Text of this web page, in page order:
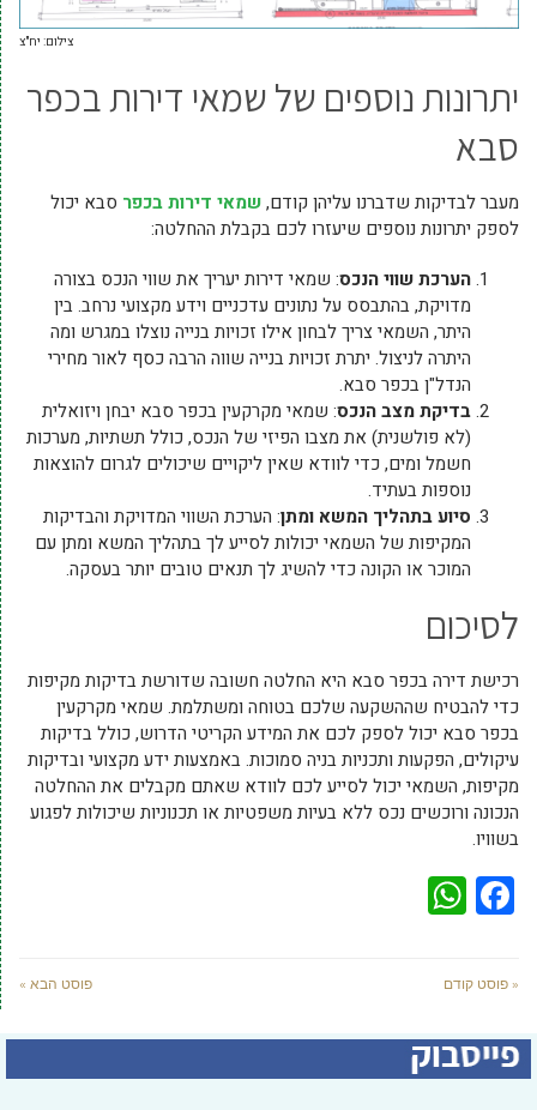
צילום: יח"צ
יתרונות נוספים של שמאי דירות בכפר
סבא
מעבר לבדיקות שדברנו עליהן קודם,שמאי דירות בכפר סבא יכול
לספק יתרונות נוספים שיעזרו לכם בקבלת ההחלטה:
הערכת שווי הנכס: שמאי דירות יעריך את שווי הנכס בצורה
מדויקת, בהתבסס על נתונים עדכניים וידע מקצועי נרחב. בין
היתר, השמאי צריך לבחון אילו זכויות בנייה נוצלו במגרש ומה
היתרה לניצול. יתרת זכויות בנייה שווה הרבה כסף לאור מחירי
הנדל"ן בכפר סבא.
בדיקת מצב הנכס: שמאי מקרקעין בכפר סבא יבחן ויזואלית
(לא פולשנית) את מצבו הפיזי של הנכס, כולל תשתיות, מערכות
חשמל ומים, כדי לוודא שאין ליקויים שיכולים לגרום להוצאות
נוספות בעתיד.
סיוע בתהליך המשא ומתן: הערכת השווי המדויקת והבדיקות
המקיפות של השמאי יכולות לסייע לך בתהליך המשא ומתן עם
המוכר או הקונה כדי להשיג לך תנאים טובים יותר בעסקה.
לסיכום
רכישת דירה בכפר סבא היא החלטה חשובה שדורשת בדיקות מקיפות
כדי להבטיח שההשקעה שלכם בטוחה ומשתלמת. שמאי מקרקעין
בכפר סבא יכול לספק לכם את המידע הקריטי הדרוש, כולל בדיקות
עיקולים, הפקעות ותכניות בניה סמוכות. באמצעות ידע מקצועי ובדיקות
מקיפות, השמאי יכול לסייע לכם לוודא שאתם מקבלים את ההחלטה
הנכונה ורוכשים נכס ללא בעיות משפטיות או תכנוניות שיכולות לפגוע
בשוויו.
Facebook
« פוסט קודם פוסט הבא »